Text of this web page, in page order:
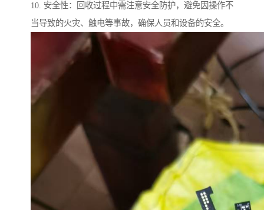
10. 安全性：回收过程中需注意安全防护，避免因操作不
当导致的火灾、触电等事故，确保人员和设备的安全。